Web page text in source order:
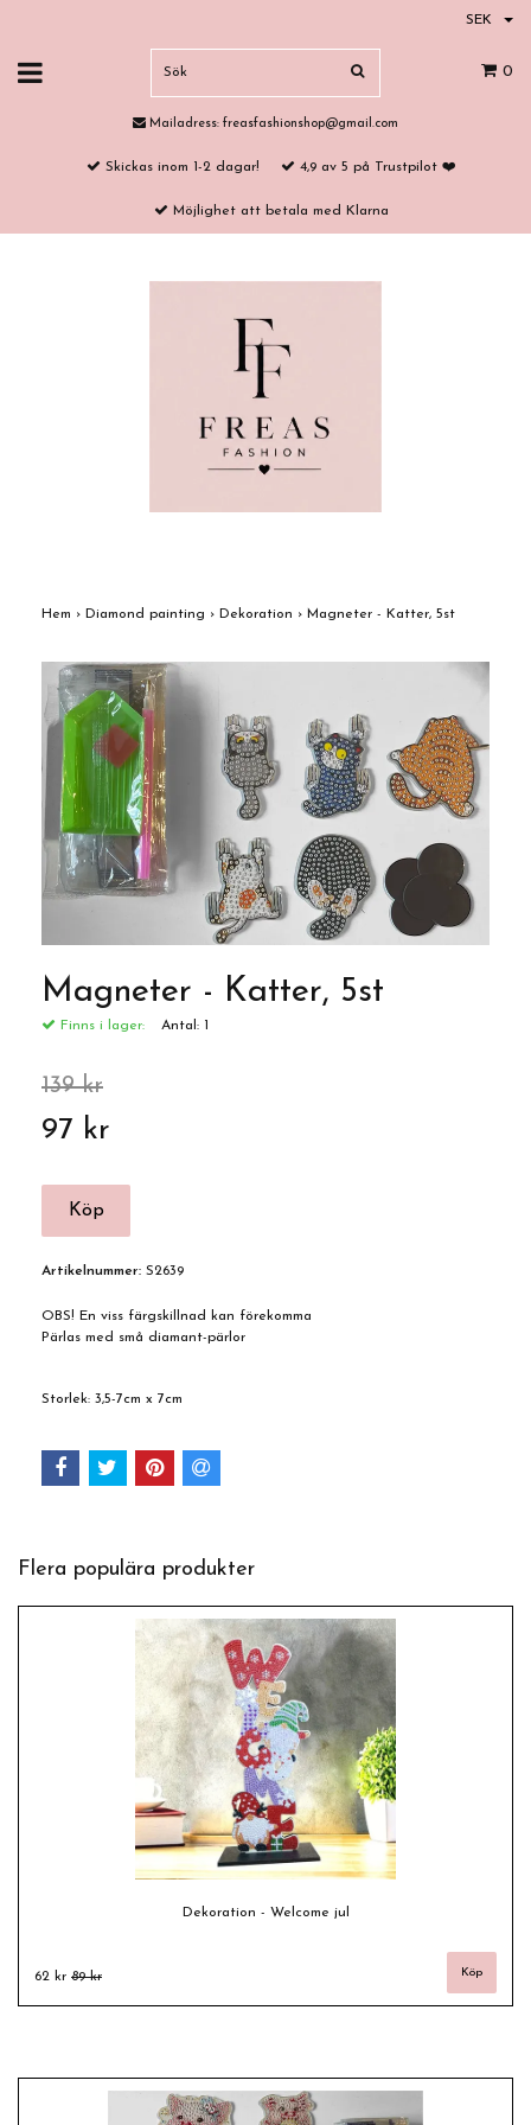
SEK
0
Mailadress: freasfashionshop@gmail.com
Skickas inom 1-2 dagar! 4,9 av 5 på Trustpilot ❤️
Möjlighet att betala med Klarna
Hem › Diamond painting › Dekoration › Magneter - Katter, 5st
Magneter - Katter, 5st
Finns i lager: Antal:
139 kr
97 kr
Artikelnummer: S2639
OBS! En viss färgskillnad kan förekomma
Pärlas med små diamant-pärlor
Storlek: 3,5-7cm x 7cm
Flera populära produkter
Dekoration - Welcome jul
62 kr 89 kr